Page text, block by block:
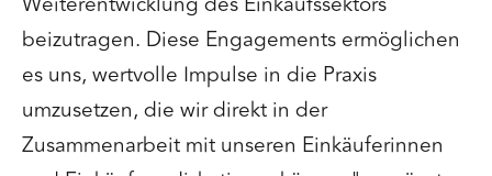
beizutragen. Diese Engagements ermöglichen
es uns, wertvolle Impulse in die Praxis
umzusetzen, die wir direkt in der
Zusammenarbeit mit unseren Einkäuferinnen